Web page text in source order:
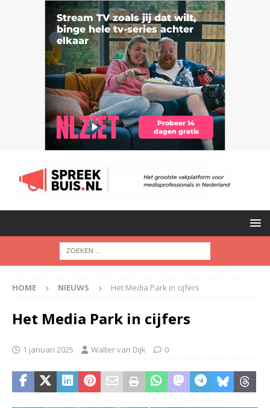
HOME NIEUWS Het Media Park in cijfers
Het Media Park in cijfers
1 januari 2025 Walter van Dijk 0